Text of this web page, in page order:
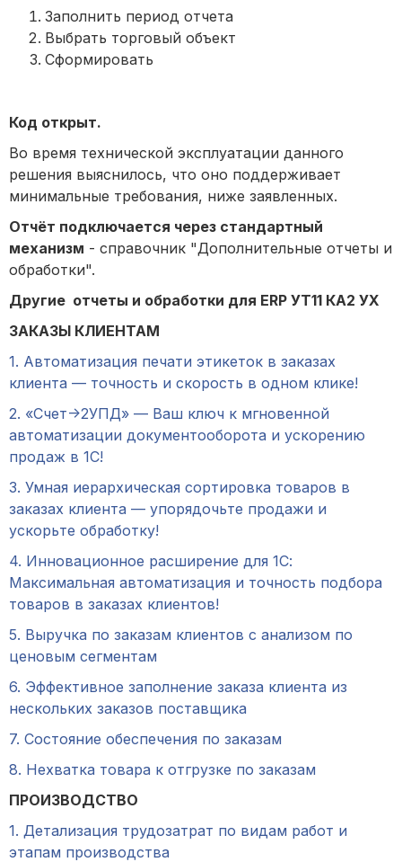
Заполнить период отчета
Выбрать торговый объект
Сформировать
Код открыт.
Во время технической эксплуатации данного
решения выяснилось, что оно поддерживает
минимальные требования, ниже заявленных.
Отчёт подключается через стандартный
механизм - справочник "Дополнительные отчеты и
обработки".
Другие отчеты и обработки для ERP УТ11 КА2 УХ
ЗАКАЗЫ КЛИЕНТАМ
1. Автоматизация печати этикеток в заказах
клиента — точность и скорость в одном клике!
2. «Счет->2УПД» — Ваш ключ к мгновенной
автоматизации документооборота и ускорению
продаж в 1С!
3. Умная иерархическая сортировка товаров в
заказах клиента — упорядочьте продажи и
ускорьте обработку!
4. Инновационное расширение для 1С:
Максимальная автоматизация и точность подбора
товаров в заказах клиентов!
5. Выручка по заказам клиентов с анализом по
ценовым сегментам
6. Эффективное заполнение заказа клиента из
нескольких заказов поставщика
7. Состояние обеспечения по заказам
8. Нехватка товара к отгрузке по заказам
ПРОИЗВОДСТВО
1. Детализация трудозатрат по видам работ и
этапам производства